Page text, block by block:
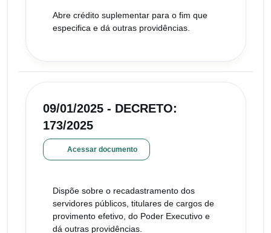
Abre crédito suplementar para o fim que
especifica e dá outras providências.
09/01/2025 - DECRETO:
173/2025
Acessar documento
Dispõe sobre o recadastramento dos
servidores públicos, titulares de cargos de
provimento efetivo, do Poder Executivo e
dá outras providências.